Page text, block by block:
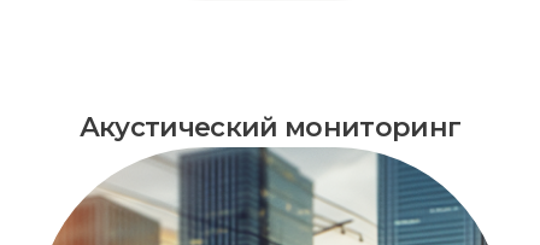
Акустический мониторинг